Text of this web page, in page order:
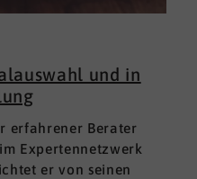
und in
erfahrener Berater
Expertennetzwerk
er von seinen